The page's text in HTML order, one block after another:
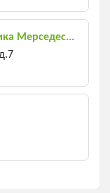
Мерседес...